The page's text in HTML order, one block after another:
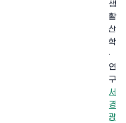
생
활
산
학
·
연
구
서
경
광